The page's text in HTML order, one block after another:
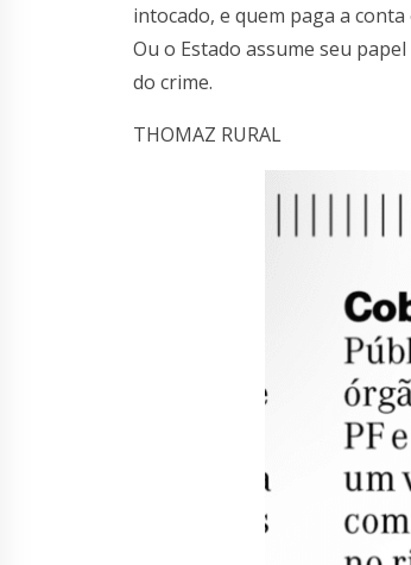
intocado, e quem paga a
Ou o Estado assume seu
do crime.
THOMAZ RURAL